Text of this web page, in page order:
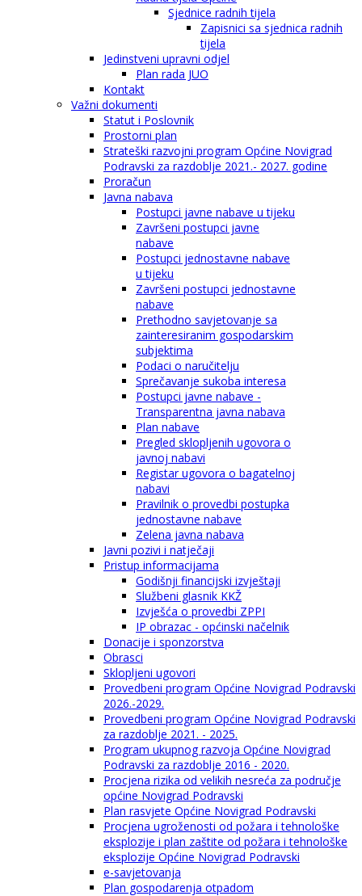
Sjednice radnih tijela
Zapisnici sa sjednica radnih
tijela
Jedinstveni upravni odjel
Plan rada JUO
Kontakt
Važni dokumenti
Statut i Poslovnik
Prostorni plan
Strateški razvojni program Općine Novigrad
Podravski za razdoblje 2021.- 2027. godine
Proračun
Javna nabava
Postupci javne nabave u tijeku
Završeni postupci javne
nabave
Postupci jednostavne nabave
u tijeku
Završeni postupci jednostavne
nabave
Prethodno savjetovanje sa
zainteresiranim gospodarskim
subjektima
Podaci o naručitelju
Sprečavanje sukoba interesa
Postupci javne nabave -
Transparentna javna nabava
Plan nabave
Pregled sklopljenih ugovora o
javnoj nabavi
Registar ugovora o bagatelnoj
nabavi
Pravilnik o provedbi postupka
jednostavne nabave
Zelena javna nabava
Javni pozivi i natječaji
Pristup informacijama
Godišnji financijski izvještaji
Službeni glasnik KKŽ
Izvješća o provedbi ZPPI
IP obrazac - općinski načelnik
Donacije i sponzorstva
Obrasci
Sklopljeni ugovori
Provedbeni program Općine Novigrad Podravski
2026.-2029.
Provedbeni program Općine Novigrad Podravski
za razdoblje 2021. - 2025.
Program ukupnog razvoja Općine Novigrad
Podravski za razdoblje 2016 - 2020.
Procjena rizika od velikih nesreća za područje
općine Novigrad Podravski
Plan rasvjete Općine Novigrad Podravski
Procjena ugroženosti od požara i tehnološke
eksplozije i plan zaštite od požara i tehnološke
eksplozije Općine Novigrad Podravski
e-savjetovanja
Plan gospodarenja otpadom